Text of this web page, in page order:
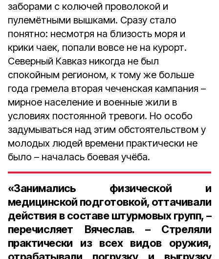
заборами с колючей проволокой и
пулемётными вышками. Сразу стало
понятно: несмотря на близость моря и
крики чаек, попали вовсе не на курорт.
Северный Кавказ никогда не был
спокойным регионом, к тому же больше
года гремела вторая чеченская кампания –
мирное население и военные жили в
условиях постоянной тревоги. Но особо
задумываться над этим обстоятельством у
молодых людей времени практически не
было – началась боевая учёба.
«Занимались физической и
медицинской подготовкой, оттачивали
действия в составе штурмовых групп, –
перечисляет Вячеслав. – Стреляли
практически из всех видов оружия,